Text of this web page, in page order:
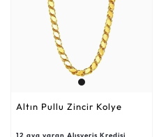
Altın Pullu Zincir Kolye
12 aya varan Alışveriş Kredisi